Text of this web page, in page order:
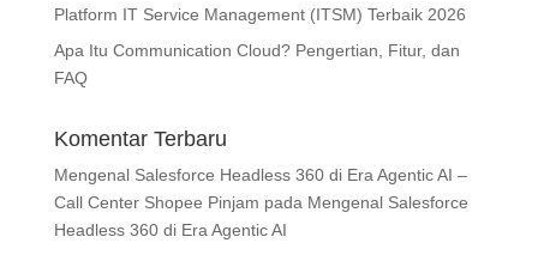
Platform IT Service Management (ITSM) Terbaik 2026
Apa Itu Communication Cloud? Pengertian, Fitur, dan
FAQ
Komentar Terbaru
Mengenal Salesforce Headless 360 di Era Agentic AI –
Call Center Shopee Pinjam pada Mengenal Salesforce
Headless 360 di Era Agentic AI